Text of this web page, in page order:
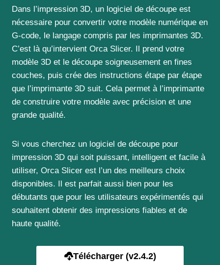
Dans l’impression 3D, un logiciel de découpe est
nécessaire pour convertir votre modèle numérique en
G-code, le langage compris par les imprimantes 3D.
C’est là qu’intervient Orca Slicer. Il prend votre
modèle 3D et le découpe soigneusement en fines
couches, puis crée des instructions étape par étape
que l’imprimante 3D suit. Cela permet à l’imprimante
de construire votre modèle avec précision et une
grande qualité.
Si vous cherchez un logiciel de découpe pour
impression 3D qui soit puissant, intelligent et facile à
utiliser, Orca Slicer est l’un des meilleurs choix
disponibles. Il est parfait aussi bien pour les
débutants que pour les utilisateurs expérimentés qui
souhaitent obtenir des impressions fiables et de
haute qualité.
Télécharger (v2.4.2)